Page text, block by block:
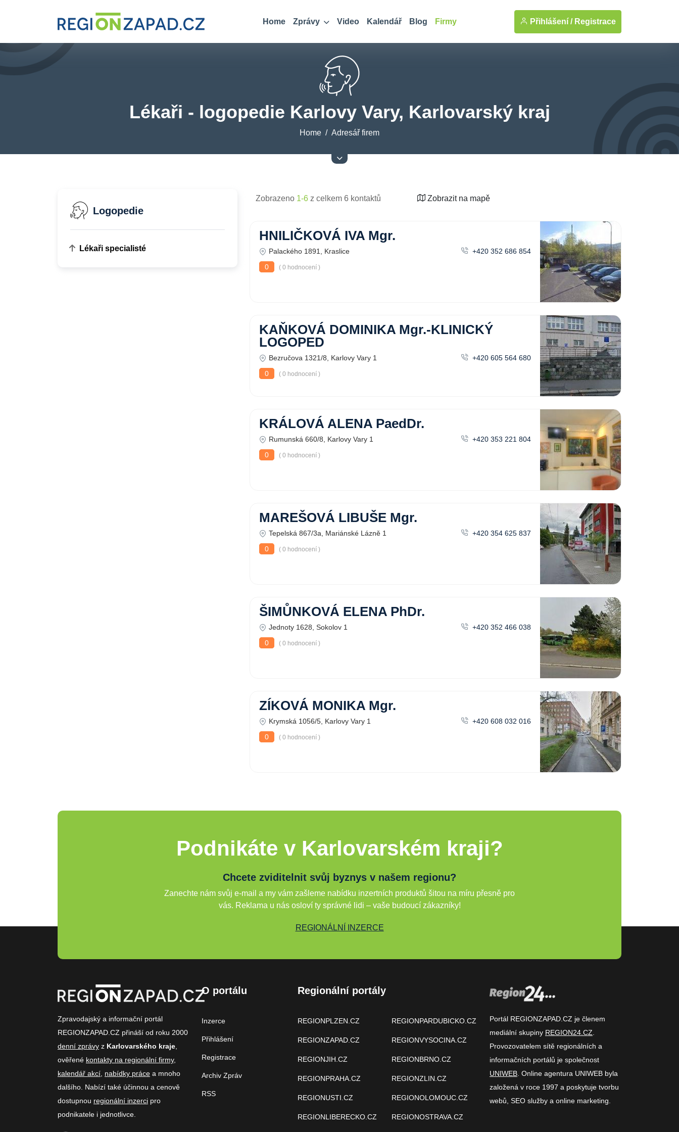
Home Zprávy Video Kalendář Blog Firmy Přihlášení / Registrace
Lékaři - logopedie Karlovy Vary, Karlovarský kraj
Home Adresář firem
Logopedie
Lékaři specialisté
Zobrazeno 1-6 z celkem 6 kontaktů Zobrazit na mapě
HNILIČKOVÁ IVA Mgr.
Palackého 1891, Kraslice
+420 352 686 854
0
( 0 hodnocení )
KAŇKOVÁ DOMINIKA Mgr.-KLINICKÝ
LOGOPED
Bezručova 1321/8, Karlovy Vary 1
+420 605 564 680
0
( 0 hodnocení )
KRÁLOVÁ ALENA PaedDr.
Rumunská 660/8, Karlovy Vary 1
+420 353 221 804
0
( 0 hodnocení )
MAREŠOVÁ LIBUŠE Mgr.
Tepelská 867/3a, Mariánské Lázně 1
+420 354 625 837
0
( 0 hodnocení )
ŠIMŮNKOVÁ ELENA PhDr.
Jednoty 1628, Sokolov 1
+420 352 466 038
0
( 0 hodnocení )
ZÍKOVÁ MONIKA Mgr.
Krymská 1056/5, Karlovy Vary 1
+420 608 032 016
0
( 0 hodnocení )
Podnikáte v Karlovarském kraji?
Chcete zviditelnit svůj byznys v našem regionu?
Zanechte nám svůj e-mail a my vám zašleme nabídku inzertních produktů šitou na míru přesně pro
vás. Reklama u nás osloví ty správné lidi – vaše budoucí zákazníky!
REGIONÁLNÍ INZERCE
Zpravodajský a informační portál
REGIONZAPAD.CZ přináší od roku 2000
denní zprávy z Karlovarského kraje
ověřené kontakty na regionální firmy,
kalendář akcí nabídky práce a mnoho
dalšího. Nabízí také účinnou a cenově
dostupnou regionální inzerci pro
podnikatele i jednotlivce.
O portálu
Inzerce
Přihlášení
Registrace
Archiv Zpráv
RSS
Regionální portály
REGIONPLZEN.CZ
REGIONZAPAD.CZ
REGIONJIH.CZ
REGIONPRAHA.CZ
REGIONUSTI.CZ
REGIONLIBERECKO.CZ
REGIONPARDUBICKO.CZ
REGIONVYSOCINA.CZ
REGIONBRNO.CZ
REGIONZLIN.CZ
REGIONOLOMOUC.CZ
REGIONOSTRAVA.CZ
Portál REGIONZAPAD.CZ je členem
mediální skupiny REGION24.CZ
Provozovatelem sítě regionálních a
informačních portálů je společnost
UNIWEB . Online agentura UNIWEB byla
založená v roce 1997 a poskytuje tvorbu
webů, SEO služby a online marketing.